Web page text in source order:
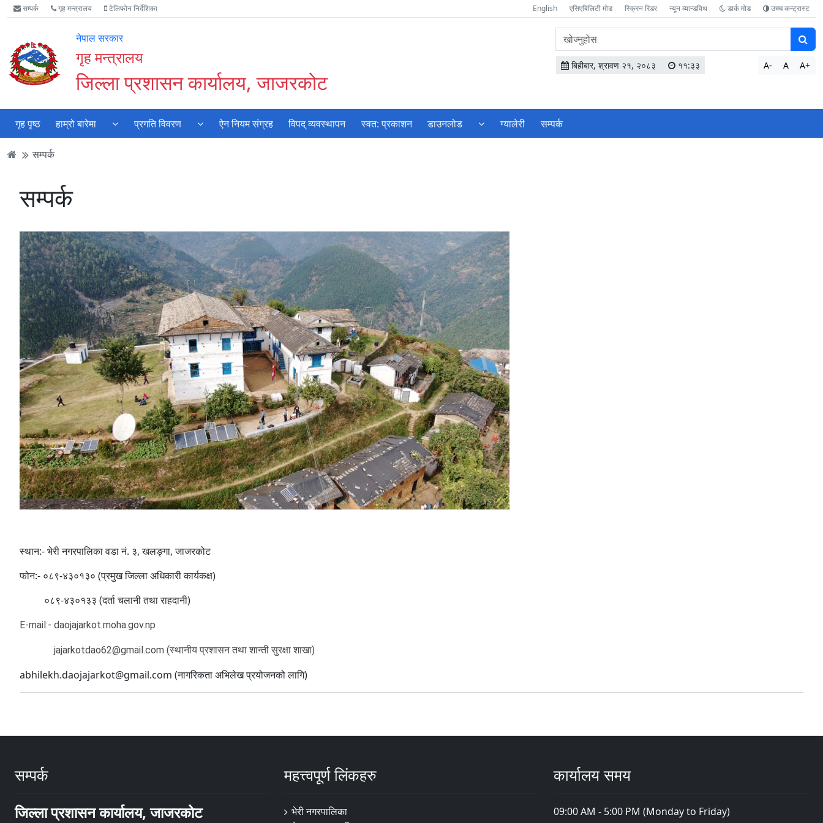
Accessibility
Mode
गर्नुहोस्
मुख्य
सामाग्री
मुख्य
नेभिगेसन
वेबसाइट
खोजमा
सम्पर्क गृह मन्त्रालय टेलिफोन निर्देशिका English एसिएबिलिटी मोड स्क्रिन रिडर न्यून व्यान्डविथ डार्क मोड उच्च कन्ट्रास्ट
नेपाल सरकार
गृह मन्त्रालय
जिल्ला प्रशासन कार्यालय, जाजरकोट
वेबसाइटमा
सामग्री
खोज्नुहोस
बिहीबार, श्रावण २१, २०८३ ११:३३ A- A A+
गृह पृष्ठ हाम्रो बारेमा प्रगति विवरण ऐन नियम संग्रह विपद् व्यवस्थापन स्वत: प्रकाशन डाउनलोड ग्यालेरी सम्पर्क
सम्पर्क
सम्पर्क
स्थान:- भेरी नगरपालिका वडा नं. ३, खलङ्गा, जाजरकोट
फोन:- ०८९-४३०१३० (प्रमुख जिल्ला अधिकारी कार्यकक्ष)
०८९-४३०१३३ (दर्ता चलानी तथा राहदानी)
E-mail:- daojajarkot.moha.gov.np
jajarkotdao62@gmail.com (स्थानीय प्रशासन तथा शान्ती सुरक्षा शाखा)
abhilekh.daojajarkot@gmail.com (नागरिकता अभिलेख प्रयोजनको लागि)
सम्पर्क
जिल्ला प्रशासन कार्यालय, जाजरकोट
महत्त्वपूर्ण लिंकहरु
भेरी नगरपालिका
कार्यालय समय
09:00 AM - 5:00 PM (Monday to Friday)